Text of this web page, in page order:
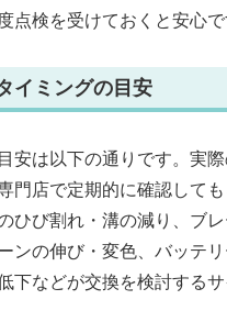
点検を受けておくと安心で
イミングの目安
安は以下の通りです。実
門店で定期的に確認して
ひび割れ・溝の減り、ブ
ンの伸び・変色、バッテ
下などが交換を検討するサ